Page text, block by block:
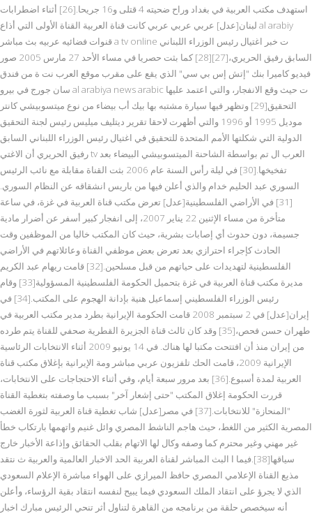
استهدف مكتب العربية في بغداد وراح ضحيته 4 قتلى و16 جريحا.[26] أثناء اضطرابات
لبنان[عدل] عربي عربي عربي كانت قناة العربية القناة الأولى التي أذاع al arabiy
قنوات فضائيه عربيه بث مباشر a tv online ت خبر اغتيال رئيس الوزراء اللبناني
السابق رفيق الحريري،[27][28] كما بثت حصريا في مساء الأحد 27 مارس 2005 صور
فيديو كاميرا بنك "إتش إس بي سي" الذي يقع على مقرب موقع العرب نت ة من فندق
سان جورج في بيرو al arabiya news arabic ت حيث وقع الانفجار، والتي اعتمد عليها
التحقيق[29] وتظهر فيها سيارة مشتبه بها بيك أب بيضاء من نوع ميتسوبيشي كانتر
موديل 1995 أو 1996 والتي أظهرت لاحقا تقرير ديتليف ميليس رئيس لجنة التحقيق
الدولية التي شكلتها الأمم المتحدة للتحقيق في اغتيال رئيس الوزراء اللبناني السابق
رفيق الحريري أن الاغتي tv العرب ال تم بواسطة الشاحنة الميتسوبيشي البيضاء بعد
تفخيخها.[30] في ليلة رأس السنة عام 2006 بثت القناة مقابلة مع نائب الرئيس
السوري عبد الحليم خدام والذي أعلن فيها من باريس انشقاقه عن النظام السوري.
[31] في الأراضي الفلسطينية[عدل] تعرض مكتب قناة العربية في غزة، في ساعة
متأخرة من مساء الإثنين 22 يناير 2007، إلى انفجار كبير أسفر عن أضرار مادية
جسيمة، دون حدوث أي إصابات بشرية، حيث كان المكتب خاليا من الموظفين وقت
الحادث كإجراء احترازي بعد تعرض بعض موظفي القناة وعائلاتهم في الأراضي
الفلسطينية لتهديدات على حياتهم من قبل مسلحين.[32] قامت ريهام عبد الكريم
مديرة مكتب قناة العربية في غزة بتحميل الحكومة الفلسطينية المسؤولية[33] وقام
رئيس الوزراء الفلسطيني إسماعيل هنية بإدانة الهجوم على المكتب.[34] في
إيران[عدل] في 2 سبتمبر 2008 قامت الحكومة الإيرانية بطرد مدير مكتب العربية في
طهران حسن فحص،[35] وقد كان ثالث قناة الجزيرة القطرية صحفي للقناة يتم طرده
من إيران منذ أن افتتحت مكتبا لها هناك. في 14 يونيو 2009 أثناء الانتخابات الرئاسية
الإيرانية 2009، قامت الحك تلفزيون عربي مباشر ومة الإيرانية بإغلاق مكتب قناة
العربية لمدة أسبوع.[36] بعد مرور سبعة أيام، وفي أثناء الاحتجاجات على الانتخابات،
قررت الحكومة إغلاق المكتب "حتى إشعار آخر" بسبب ما وصفته بتغطية القناة
"المنحازة" للانتخابات.[37] في مصر[عدل] شاب تغطية قناة العربية لثورة الغضب
المصرية الكثير من اللغط، حيث هاجم الناشط المصري وائل غنيم واتهمها بارتكاب خطأ
غير مهني وغير محترم كما وصفه وكال لها الاتهام بقلب الحقائق وإذاعة الأخبار خارج
سياقها[38].فيما ا البث المباشر لقناة العربية الحد الاخبار العالمية والعربية ث نتقد
مذيع القناة الإعلامي المصري حافظ الميرازي على الهواء مباشرة الإعلام السعودي
الذي لا يجرؤ على انتقاد الملك السعودي فيما يبيح لنفسه انتقاد بقية الرؤساء، وأعلن
أنه سيخصص حلقة من برنامجه من القاهرة لتناول أثر تنحي الرئيس مبارك اخبار